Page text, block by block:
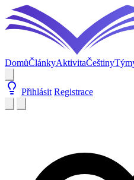
DomůČlánkyAktivitaČeštiny
Přihlásit Registrace